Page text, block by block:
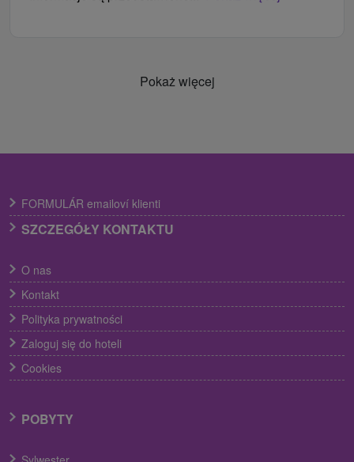
Pokaż więcej
FORMULÁR emailoví klienti
SZCZEGÓŁY KONTAKTU
O nas
Kontakt
Polityka prywatności
Zaloguj się do hoteli
Cookies
POBYTY